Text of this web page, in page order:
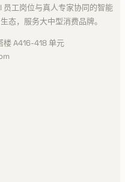
员工岗位与真人专家协同的智能
态，服务大中型消费品牌。
A416-418 单元